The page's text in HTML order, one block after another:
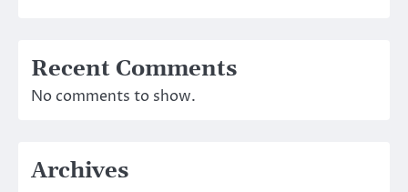
Recent Comments
No comments to show.
Archives